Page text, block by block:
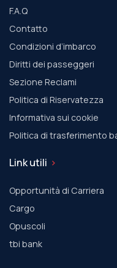
F.A.Q
Contatto
Condizioni d’imbarco
Diritti dei passeggeri
Sezione Reclami
Politica di Riservatezza
Informativa sui cookie
Politica di trasferimento
Link utili
Opportunità di Carriera
Cargo
Οpuscoli
tbi bank